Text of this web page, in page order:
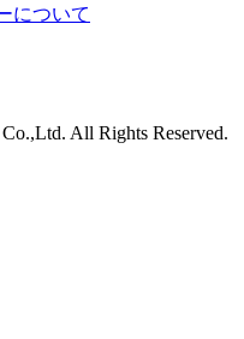
について
All Rights Reserved.